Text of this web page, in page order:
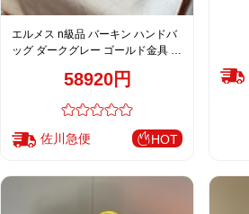
エルメス n級品 バーキン ハンドバ
ッグ ダークグレー ゴールド金具 レ
58920円
佐川急便 HOT